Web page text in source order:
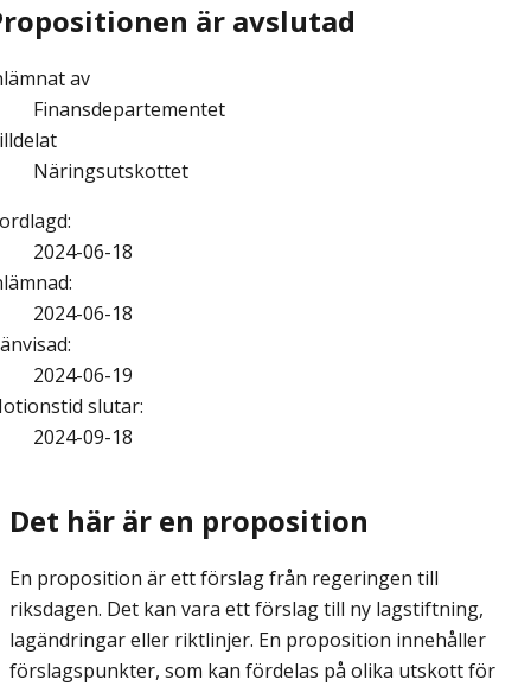
är avslutad
av
Finansdepartementet
Näringsutskottet
:
2024-06-18
:
2024-06-18
:
2024-06-19
slutar:
2024-09-18
Det här är en proposition
En proposition är ett förslag från regeringen till
riksdagen. Det kan vara ett förslag till ny lagstiftning,
lagändringar eller riktlinjer. En proposition innehåller
förslagspunkter, som kan fördelas på olika utskott för